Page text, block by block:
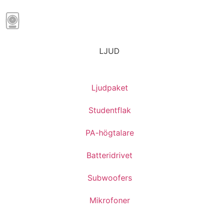
LJUD
Ljudpaket
Studentflak
PA-högtalare
Batteridrivet
Subwoofers
Mikrofoner